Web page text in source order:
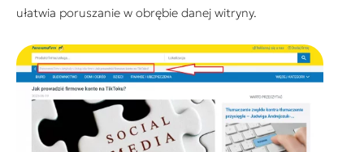
ułatwia poruszanie w obrębie danej witryny.